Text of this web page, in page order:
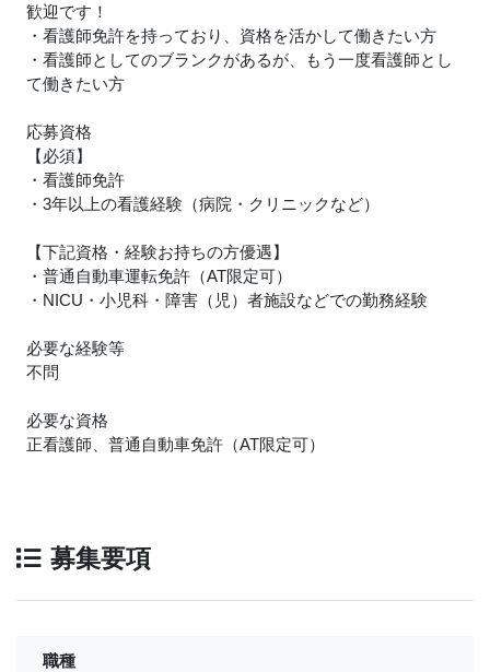
歓迎です！
・看護師免許を持っており、資格を活かして働きたい方
・看護師としてのブランクがあるが、もう一度看護師とし
て働きたい方
応募資格
【必須】
・看護師免許
・3年以上の看護経験（病院・クリニックなど）
【下記資格・経験お持ちの方優遇】
・普通自動車運転免許（AT限定可）
・NICU・小児科・障害（児）者施設などでの勤務経験
必要な経験等
不問
必要な資格
正看護師、普通自動車免許（AT限定可）
募集要項
職種